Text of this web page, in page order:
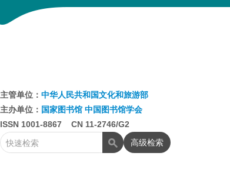
主管单位： 中华人民共和国文化和旅游部
主办单位： 国家图书馆 中国图书馆学会
ISSN 1001-8867 CN 11-2746/G2
高级检索